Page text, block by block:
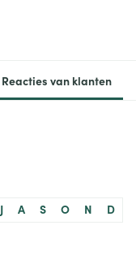
Reacties van klanten
J A S O N D